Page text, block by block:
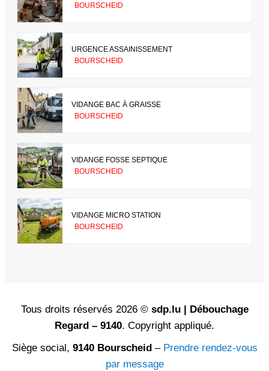
BOURSCHEID
URGENCE ASSAINISSEMENT
BOURSCHEID
VIDANGE BAC À GRAISSE
BOURSCHEID
VIDANGE FOSSE SEPTIQUE
BOURSCHEID
VIDANGE MICRO STATION
BOURSCHEID
Tous droits réservés 2026 © sdp.lu | Débouchage
Regard – 9140. Copyright appliqué.
Siège social, 9140 Bourscheid– Prendre rendez-vous
par message